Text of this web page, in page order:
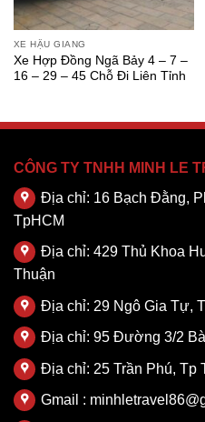
XE HẬU GIANG
Xe Hợp Đồng Ngã Bảy 4 – 7 –
16 – 29 – 45 Chỗ Đi Liên Tỉnh
CÔNG TY TNHH MINH LE
Địa chỉ: 16 Bạch Đằng,
TpHCM
Địa chỉ: 429 Thủ Khoa
Thuận
Địa chỉ: 29 Ngô Gia Tự,
Địa chỉ: 95 Đường 3/2
Địa chỉ: 25 Trần Phú, Tp
Gmail :